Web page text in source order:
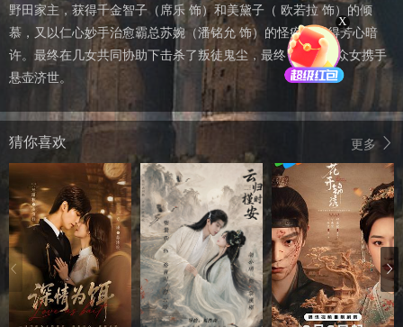
野田家主，获得千金智子（席乐 饰）和美黛子（ 欧若拉 饰）的倾
慕，又以仁心妙手治愈霸总苏婉（潘铭允 饰）的怪疾，赢得芳心暗
许。最终在几女共同协助下击杀了叛徒鬼尘，最终，吴名与众女携手
悬壶济世。
更多
猜你喜欢
X